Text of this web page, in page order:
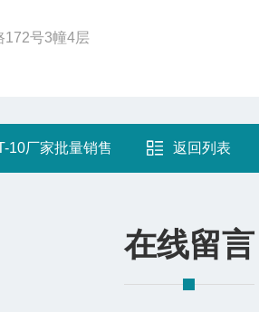
172号3幢4层
10厂家批量销售 返回列表
在线留言